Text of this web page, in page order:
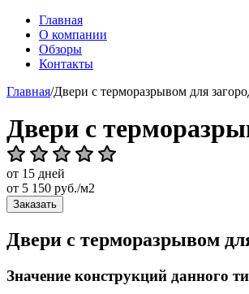
Главная
О компании
Обзоры
Контакты
Главная/Двери с терморазрывом для
Двери с
от 15 дней
от 5 150 руб./м2
Заказать
Двери с терморазрывом
Значение конструкций данного